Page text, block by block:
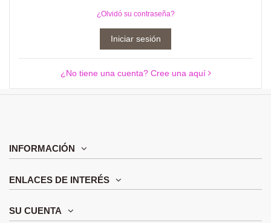
¿Olvidó su contraseña?
Iniciar sesión
¿No tiene una cuenta? Cree una aquí
INFORMACIÓN
ENLACES DE INTERÉS
SU CUENTA